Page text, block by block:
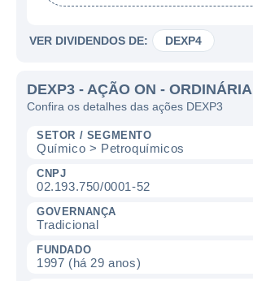
VER DIVIDENDOS DE: DEXP4
DEXP3 - AÇÃO ON - ORDINÁRIA
Confira os detalhes das ações DEXP3
SETOR / SEGMENTO
Químico > Petroquímicos
CNPJ
02.193.750/0001-52
GOVERNANÇA
Tradicional
FUNDADO
1997 (há 29 anos)